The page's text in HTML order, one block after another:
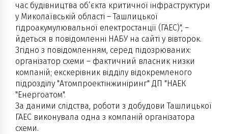
час будівництва об’єкта критичної інфраструктури
у Миколаївській області – Ташлицької
гідроакумулювальної електростанції (ГАЕС)", –
йдеться в повідомленні НАБУ на сайті у вівторок.
Згідно з повідомленням, серед підозрюваних:
організатор схеми – фактичний власник низки
компаній; екскерівник відділу відокремленого
підрозділу "Атомпроектінжиніринг" ДП "НАЕК
"Енергоатом".
За даними слідства, роботи з добудови Ташлицької
ГАЕС виконувала одна з компаній організатора
схеми.